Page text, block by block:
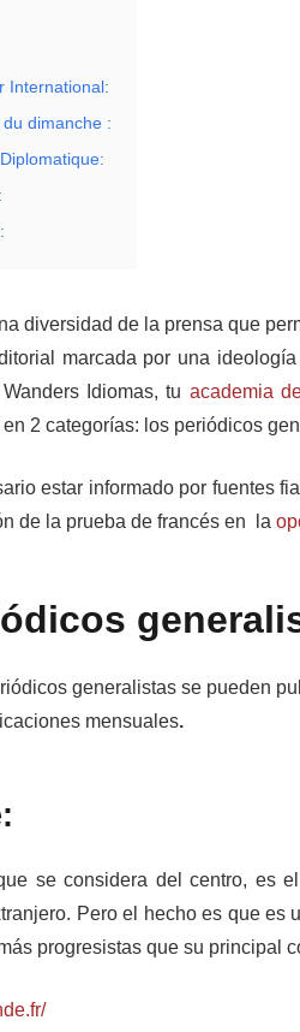
International:
dimanche :
diversidad de la prensa que
marcada por una
Idiomas, tu academia
2 categorías: los periódicos
estar informado por fuentes
de la prueba de francés en la
generalistas se pueden
mensuales.
se considera del centro, es
Pero el hecho es que es
progresistas que su principal